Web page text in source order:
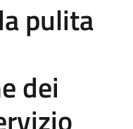
pulita
dei